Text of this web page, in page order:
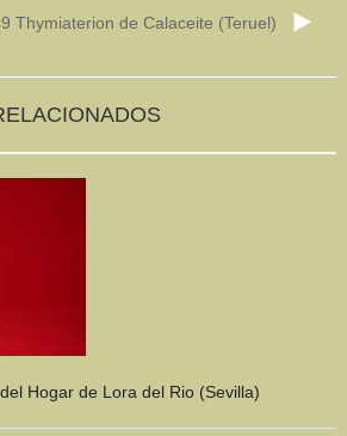
Thymiaterion de Calaceite (Teruel)
Hogar de Lora del Rio (Sevilla)